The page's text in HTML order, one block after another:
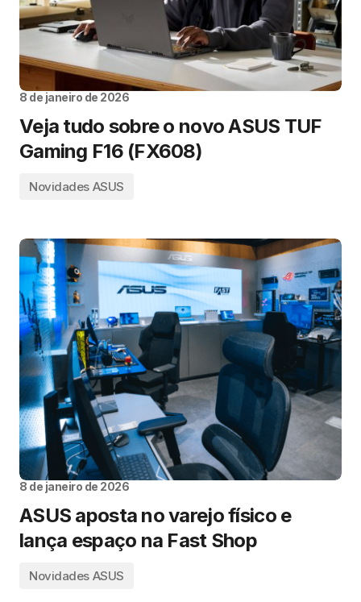
8 de janeiro de 2026
Veja tudo sobre o novo ASUS TUF
Gaming F16 (FX608)
Novidades ASUS
8 de janeiro de 2026
ASUS aposta no varejo físico e
lança espaço na Fast Shop
Novidades ASUS